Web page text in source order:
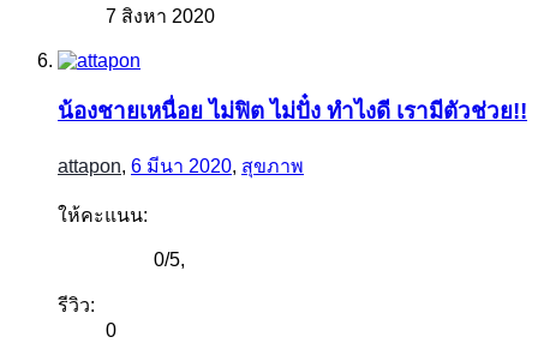
7 สิงหา 2020
น้องชายเหนื่อย ไม่ฟิต ไม่ปั๋ง ทำไงดี เรามีตัวช่วย!!
attapon, 6 มีนา 2020, สุขภาพ
ให้คะแนน:
0/5,
รีวิว:
0